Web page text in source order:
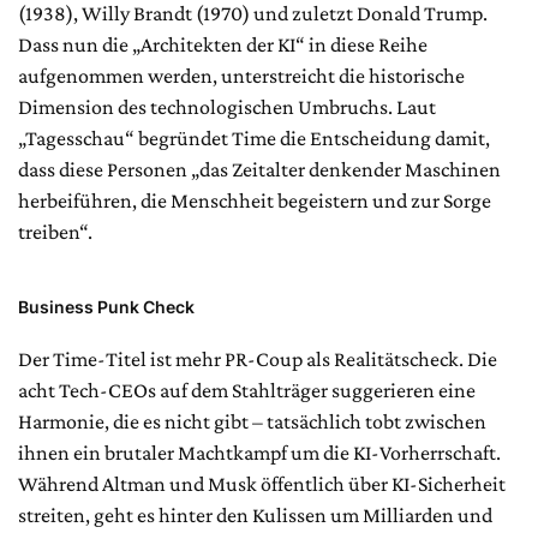
(1938), Willy Brandt (1970) und zuletzt Donald Trump.
Dass nun die „Architekten der KI“ in diese Reihe
aufgenommen werden, unterstreicht die historische
Dimension des technologischen Umbruchs. Laut
„Tagesschau“ begründet Time die Entscheidung damit,
dass diese Personen „das Zeitalter denkender Maschinen
herbeiführen, die Menschheit begeistern und zur Sorge
treiben“.
Business Punk Check
Der Time-Titel ist mehr PR-Coup als Realitätscheck. Die
acht Tech-CEOs auf dem Stahlträger suggerieren eine
Harmonie, die es nicht gibt – tatsächlich tobt zwischen
ihnen ein brutaler Machtkampf um die KI-Vorherrschaft.
Während Altman und Musk öffentlich über KI-Sicherheit
streiten, geht es hinter den Kulissen um Milliarden und